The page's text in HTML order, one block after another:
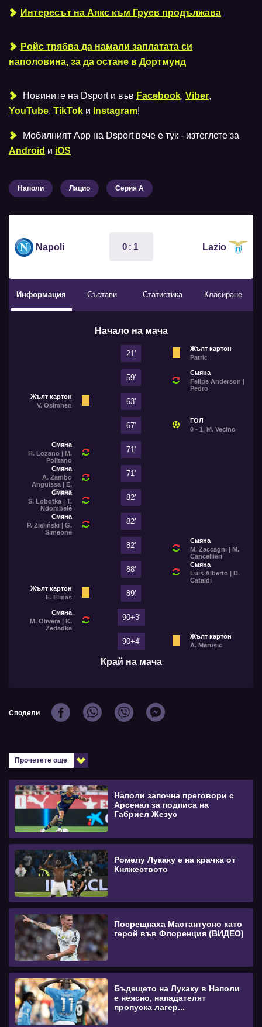
Интересът на Аякс към Груев продължава
Ройс трябва да намали заплатата си
наполовина, за да остане в Дортмунд
Новините на Dsport и във Facebook, Viber,
YouTube, TikTok и Instagram!
Мобилният Аpp на Dsport вече е тук - изтеглете за
Android и iOS
Наполи Лацио Серия А
Napoli 0:1 Lazio
Информация Състави Статистика Класиране
Начало на мача
Жълт картон
Patric
21'
Смяна
Felipe Anderson |
Pedro
59'
Жълт картон
V. Osimhen
63'
ГОЛ
0 - 1, M. Vecino
67'
Смяна
H. Lozano | M.
Politano
71'
Смяна
A. Zambo
Anguissa | E.
Elmas
71'
Смяна
S. Lobotka | T.
Ndombélé
82'
Смяна
P. Zieliński | G.
Simeone
82'
Смяна
M. Zaccagni | M.
Cancellieri
82'
Смяна
Luis Alberto | D.
Cataldi
88'
Жълт картон
E. Elmas
89'
Смяна
M. Olivera | K.
Zedadka
90+3'
Жълт картон
A. Marusic
90+4'
Край на мача
Сподели
Прочетете още
Наполи започна преговори с
Арсенал за подписа на
Габриел Жезус
Ромелу Лукаку е на крачка от
Княжеството
Посрещнаха Мастантуоно като
герой във Флоренция (ВИДЕО)
Бъдещето на Лукаку в Наполи
е неясно, нападателят
пропуска лагер...